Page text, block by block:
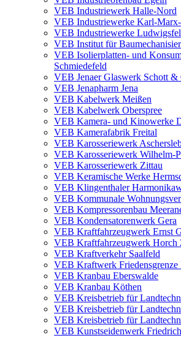
VEB Industriewerk Halle-Nord
VEB Industriewerke Karl-
VEB Industriewerke
VEB Institut für
VEB Isolierplatten- und
Schmiedefeld
VEB Jenaer Glaswerk Schott &
VEB Jenapharm Jena
VEB Kabelwerk Meißen
VEB Kabelwerk Oberspree
VEB Kamera- und Kinowerke
VEB Kamerafabrik Freital
VEB Karosseriewerk
VEB Karosseriewerk Wilhelm-
VEB Karosseriewerk Zittau
VEB Keramische Werke
VEB Klingenthaler
VEB Kommunale
VEB Kompressorenbau
VEB Kondensatorenwerk Gera
VEB Kraftfahrzeugwerk Ernst
VEB Kraftfahrzeugwerk Horch
VEB Kraftverkehr Saalfeld
VEB Kraftwerk Friedensgrenze
VEB Kranbau Eberswalde
VEB Kranbau Köthen
VEB Kreisbetrieb für
VEB Kreisbetrieb für
VEB Kreisbetrieb für
VEB Kunstseidenwerk